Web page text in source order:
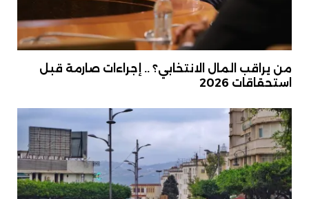
من يراقب المال الانتخابي؟ .. إجراءات صارمة قبل
استحقاقات 2026